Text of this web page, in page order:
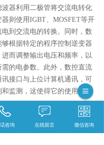
波器利用二极管将交流电转化
则使用IGBT、MOSFET等开
到交流电的转换。同时，数
根据特定的程序控制逆变器
而调整输出电压和频率，以
的电参数。此外，数控直流
接口与上位计算机通讯，可
监测，这使得它的使用更加
技术服务为一体的浙江松菱电
主营产品有:SLKL同步发电机
咨询 在线留言 微信咨询